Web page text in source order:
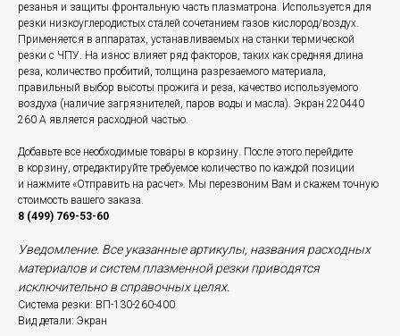
резанья и защиты фронтальную часть плазматрона. Используется для
резки низкоуглеродистых сталей сочетанием газов кислород/воздух.
Применяется в аппаратах, устанавливаемых на станки термической
резки с ЧПУ. На износ влияет ряд факторов, таких как средняя длина
реза, количество пробитий, толщина разрезаемого материала,
правильный выбор высоты прожига и реза, качество используемого
воздуха (наличие загрязнителей, паров воды и масла). Экран 220440
260 А является расходной частью.
Добавьте все необходимые товары в корзину. После этого перейдите
в корзину, отредактируйте требуемое количество по каждой позиции
и нажмите «Отправить на расчет». Мы перезвоним Вам и скажем точную
стоимость вашего заказа.
8 (499) 769-53-60
Уведомление. Все указанные артикулы, названия расходных
материалов и систем плазменной резки приводятся
исключительно в справочных целях.
Система резки: ВП-130-260-400
Вид детали: Экран